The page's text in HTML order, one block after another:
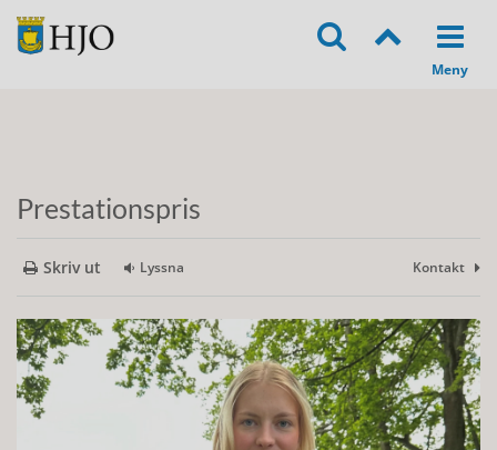
Prestationspris
Skriv ut Lyssna Kontakt